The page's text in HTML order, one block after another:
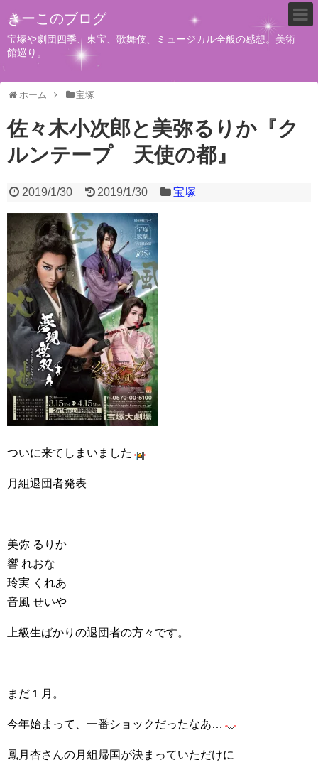
きーこのブログ
宝塚や劇団四季、東宝、歌舞伎、ミュージカル全般の感想。美術
館巡り。
ホーム 宝塚
佐々木小次郎と美弥るりか『ク
ルンテープ 天使の都』
2019/1/30 2019/1/30 宝塚
ついに来てしまいました
月組退団者発表
美弥 るりか
響 れおな
玲実 くれあ
音風 せいや
上級生ばかりの退団者の方々です。
まだ１月。
今年始まって、一番ショックだったなあ…
鳳月杏さんの月組帰国が決まっていただけに